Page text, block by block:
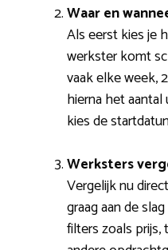
Waar en
Als eerst kies je
werkster komt
vaak elke week,
hierna het
kies de
Werksters
Vergelijk nu
graag aan de
filters zoals